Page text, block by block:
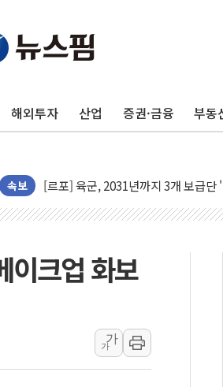
해외투자 산업 증권·금융 부동
속보
[인사] 공정거래위원회
KDB생명 본입찰 3파전…한화·흥국
카카오, 2026년 임금협약 타결…연
현대카드, 박재범·실리카겔 등 8~9
송도 신축 아파트서 외벽 테라스 떨
깊이가 다른 글로벌 투자 정보 GAM
SK하이닉스, 주주환원 속도…"3분
'무순위' 기회 왔다…신길·노량진·장
野 의원 42명, '사관학교 통합' 규
IPARK현대산업개발, 노원구 어르
준공업지역 용적률 400% 적용하
현대해상, 유튜브 양육 콘텐츠 '소셜
이크업 화보
가
가